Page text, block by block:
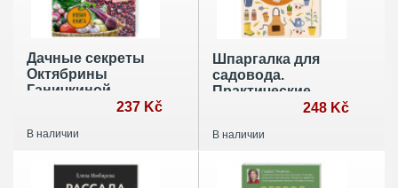
Дачные секреты
Октябрины
Ганичкиной.
Самые полезные
садоводов и
237 Kč
В наличии
Шпаргалка для
садовода.
Практические
малоуходном саду
Селезневой
248 Kč
В наличии